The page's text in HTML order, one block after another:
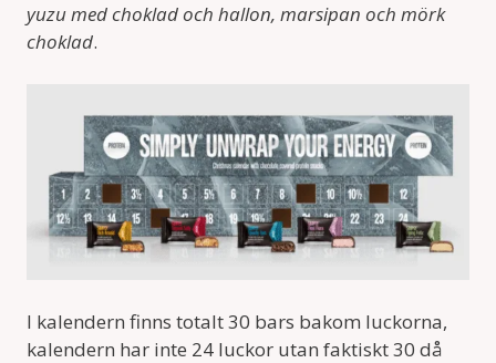
yuzu med choklad och hallon, marsipan och mörk
choklad.
I kalendern finns totalt 30 bars bakom luckorna,
kalendern har inte 24 luckor utan faktiskt 30 då